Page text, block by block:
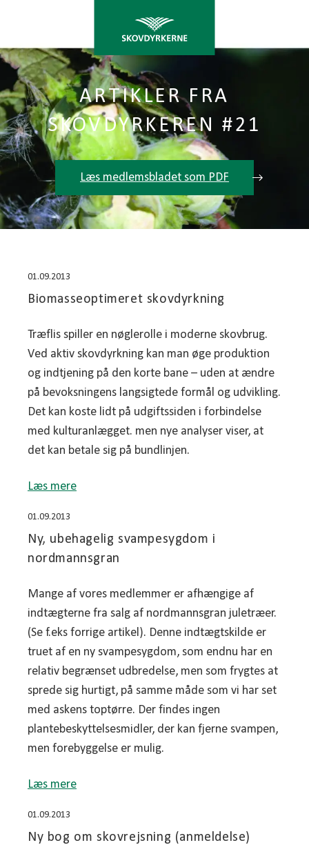
ARTIKLER FRA
SKOVDYRKEREN #21
Læs medlemsbladet som PDF
01.09.2013
Biomasseoptimeret skovdyrkning
Træflis spiller en nøglerolle i moderne skovbrug.
Ved aktiv skovdyrkning kan man øge produktion
og indtjening på den korte bane – uden at ændre
på bevoksningens langsigtede formål og udvikling.
Det kan koste lidt på udgiftssiden i forbindelse
med kulturanlægget. men nye analyser viser, at
det kan betale sig på bundlinjen.
Læs mere
01.09.2013
Ny, ubehagelig svampesygdom i
nordmannsgran
Mange af vores medlemmer er afhængige af
indtægterne fra salg af nordmannsgran juletræer.
(Se f.eks forrige artikel). Denne indtægtskilde er
truet af en ny svampesygdom, som endnu har en
relativ begrænset udbredelse, men som frygtes at
sprede sig hurtigt, på samme måde som vi har set
med askens toptørre. Der findes ingen
plantebeskyttelsesmidler, der kan fjerne svampen,
men forebyggelse er mulig.
Læs mere
01.09.2013
Ny bog om skovrejsning (anmeldelse)